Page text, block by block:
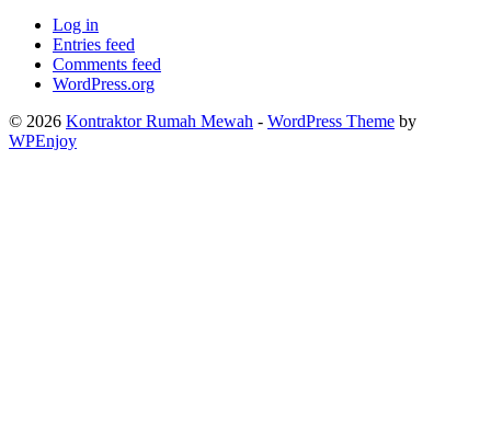
Log in
Entries feed
Comments feed
WordPress.org
© 2026 Kontraktor Rumah Mewah - WordPress Theme by
WPEnjoy